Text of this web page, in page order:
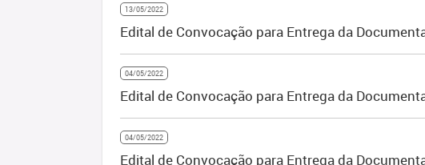
13/05/2022
Edital de Convocação para Entrega da
04/05/2022
Edital de Convocação para Entrega da
04/05/2022
Edital de Convocação para Entrega da